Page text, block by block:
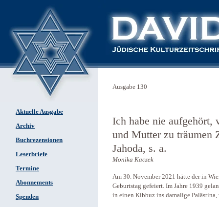
Aktuelle Ausgabe
Archiv
Buchrezensionen
Leserbriefe
Termine
Abonnements
Spenden
Ausgabe 130
Ich habe nie aufgehört,
und Mutter zu träumen
Jahoda, s. a.
Monika Kaczek
Am 30. November 2021 hätte der in
Geburtstag gefeiert. Im Jahre 1939
in einen Kibbuz ins damalige Palästina,